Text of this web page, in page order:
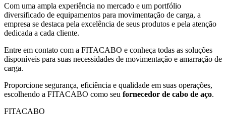
Com uma ampla experiência no mercado e um portfólio
diversificado de equipamentos para movimentação de carga, a
empresa se destaca pela excelência de seus produtos e pela atenção
dedicada a cada cliente.
Entre em contato com a FITACABO e conheça todas as soluções
disponíveis para suas necessidades de movimentação e amarração de
carga.
Proporcione segurança, eficiência e qualidade em suas operações,
escolhendo a FITACABO como seu fornecedor de cabo de aço.
FITACABO